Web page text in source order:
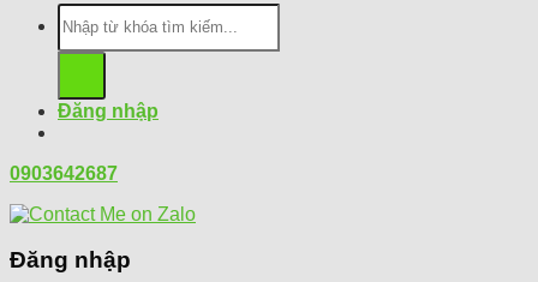
Tìm
kiếm:
Đăng nhập
0903642687
Đăng nhập